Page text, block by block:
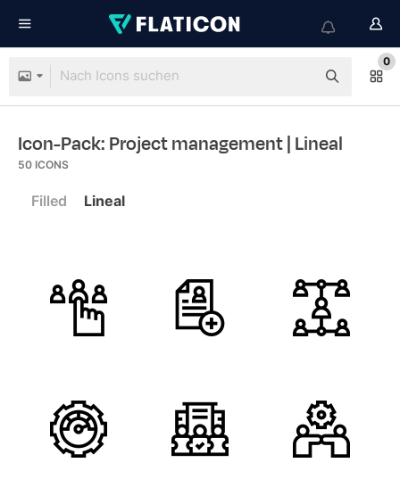
0
Icon-Pack: Project management| Lineal
50 ICONS
Filled Lineal